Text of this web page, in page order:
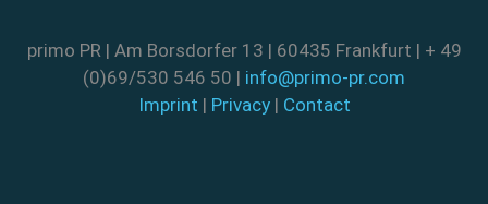
primo PR | Am Borsdorfer 13 | 60435 Frankfurt | + 49
(0)69/530 546 50 | info@primo-pr.com
Imprint | Privacy| Contact